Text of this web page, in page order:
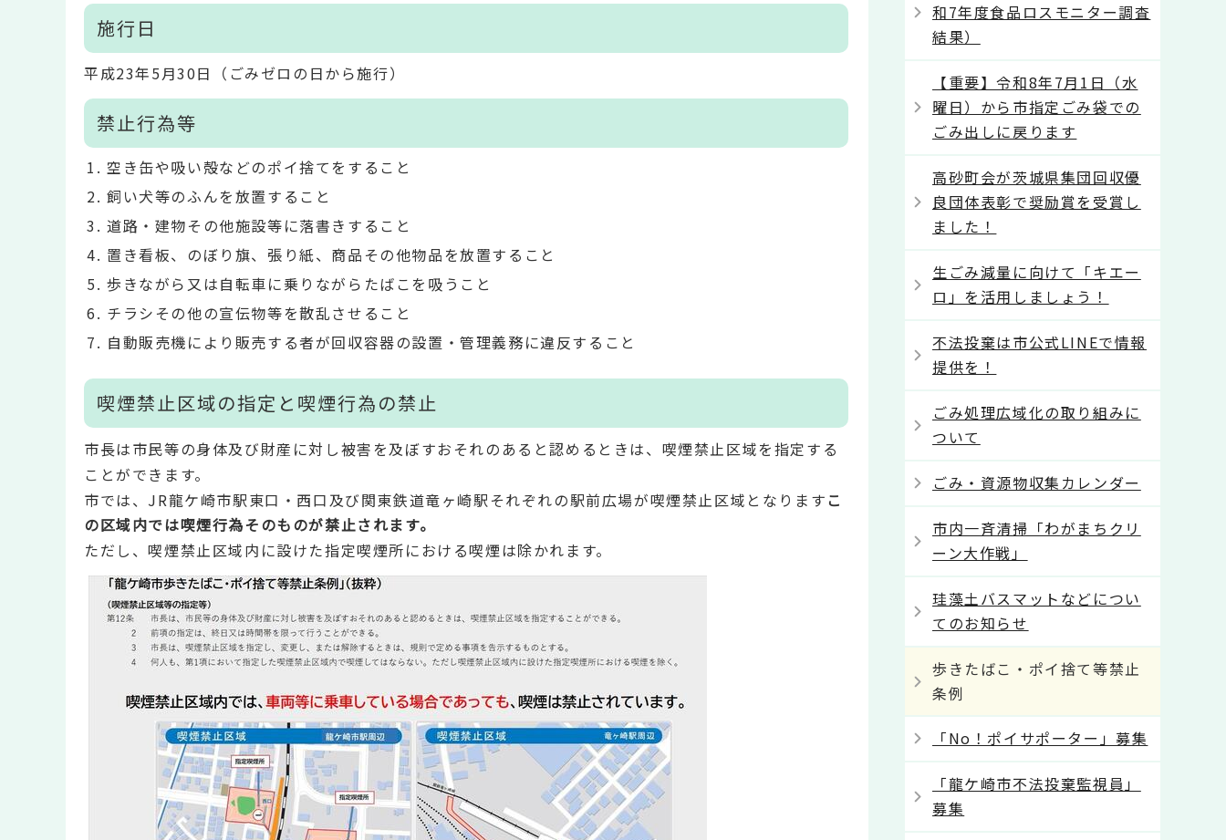
施行日
平成23年5月30日（ごみゼロの日から施行）
禁止行為等
空き缶や吸い殻などのポイ捨てをすること
飼い犬等のふんを放置すること
道路・建物その他施設等に落書きすること
置き看板、のぼり旗、張り紙、商品その他物品を放置すること
歩きながら又は自転車に乗りながらたばこを吸うこと
チラシその他の宣伝物等を散乱させること
自動販売機により販売する者が回収容器の設置・管理義務に違反すること
喫煙禁止区域の指定と喫煙行為の禁止
市長は市民等の身体及び財産に対し被害を及ぼすおそれのあると認めるときは、喫煙禁止区域を指定する
ことができます。
市では、JR龍ケ崎市駅東口・西口及び関東鉄道竜ヶ崎駅それぞれの駅前広場が喫煙禁止区域となりますこ
の区域内では喫煙行為そのものが禁止されます。
ただし、喫煙禁止区域内に設けた指定喫煙所における喫煙は除かれます。
和7年度食品ロスモニター調査
結果）
【重要】令和8年7月1日（水
曜日）から市指定ごみ袋での
ごみ出しに戻ります
高砂町会が茨城県集団回収優
良団体表彰で奨励賞を受賞し
ました！
生ごみ減量に向けて「キエー
ロ」を活用しましょう！
不法投棄は市公式LINEで情報
提供を！
ごみ処理広域化の取り組みに
ついて
ごみ・資源物収集カレンダー
市内一斉清掃「わがまちクリ
ーン大作戦」
珪藻土バスマットなどについ
てのお知らせ
歩きたばこ・ポイ捨て等禁止
条例
「No！ポイサポーター」募集
「龍ケ崎市不法投棄監視員」
募集